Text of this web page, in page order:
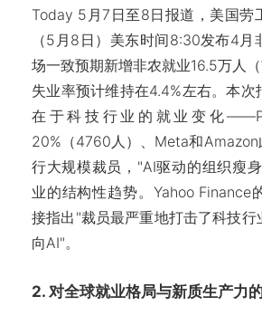
Today 5月7日至8日报道，美国劳
（5月8日）美东时间8:30发布4月
场一致预期新增非农就业16.5万人（
失业率预计维持在4.4%左右。本次
在于科技行业的就业变化
20%（4760人）、Meta和Amazon
行大规模裁员，"AI驱动的组织瘦
业的结构性趋势。Yahoo Finance
接指出"裁员最严重地打击了科技行
向AI"。
2. 对全球就业格局与新质生产力